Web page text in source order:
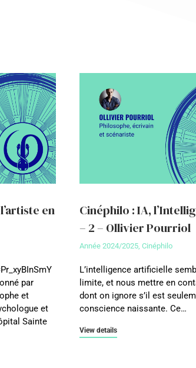
en
par
et
et
Sainte
Cinéphilo : IA,
– 2 – Ollivier Pourriol
Année 2024/2025, Cinéphilo
L’intelligence artificielle
limite, et nous mettre en
dont on ignore s’il est
conscience naissante. Ce…
View details